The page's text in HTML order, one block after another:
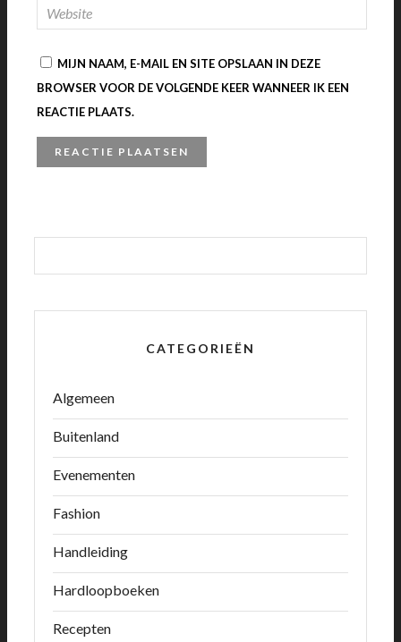
MIJN NAAM, E-MAIL EN SITE OPSLAAN IN DEZE
BROWSER VOOR DE VOLGENDE KEER WANNEER IK EEN
REACTIE PLAATS.
CATEGORIEËN
Algemeen
Buitenland
Evenementen
Fashion
Handleiding
Hardloopboeken
Recepten